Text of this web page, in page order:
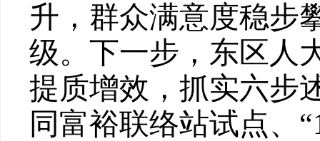
升，群众满意度稳步
级。下一步，东区人
提质增效，抓实六步
同富裕联络站试点、 “